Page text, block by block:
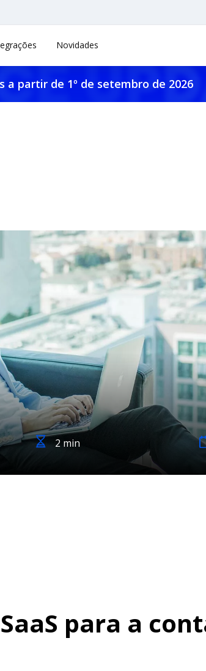
Novidades
a partir de 1º de setembro de 2026
2 min
para a